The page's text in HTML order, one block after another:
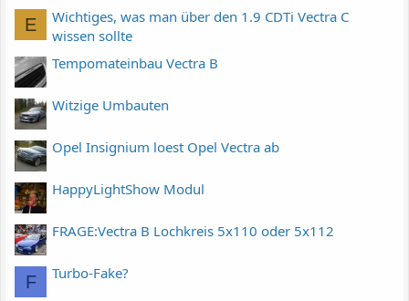
E
Wichtiges, was man über den 1.9 CDTi Vectra C
wissen sollte
Tempomateinbau Vectra B
Witzige Umbauten
Opel Insignium loest Opel Vectra ab
HappyLightShow Modul
FRAGE:Vectra B Lochkreis 5x110 oder 5x112
F Turbo-Fake?